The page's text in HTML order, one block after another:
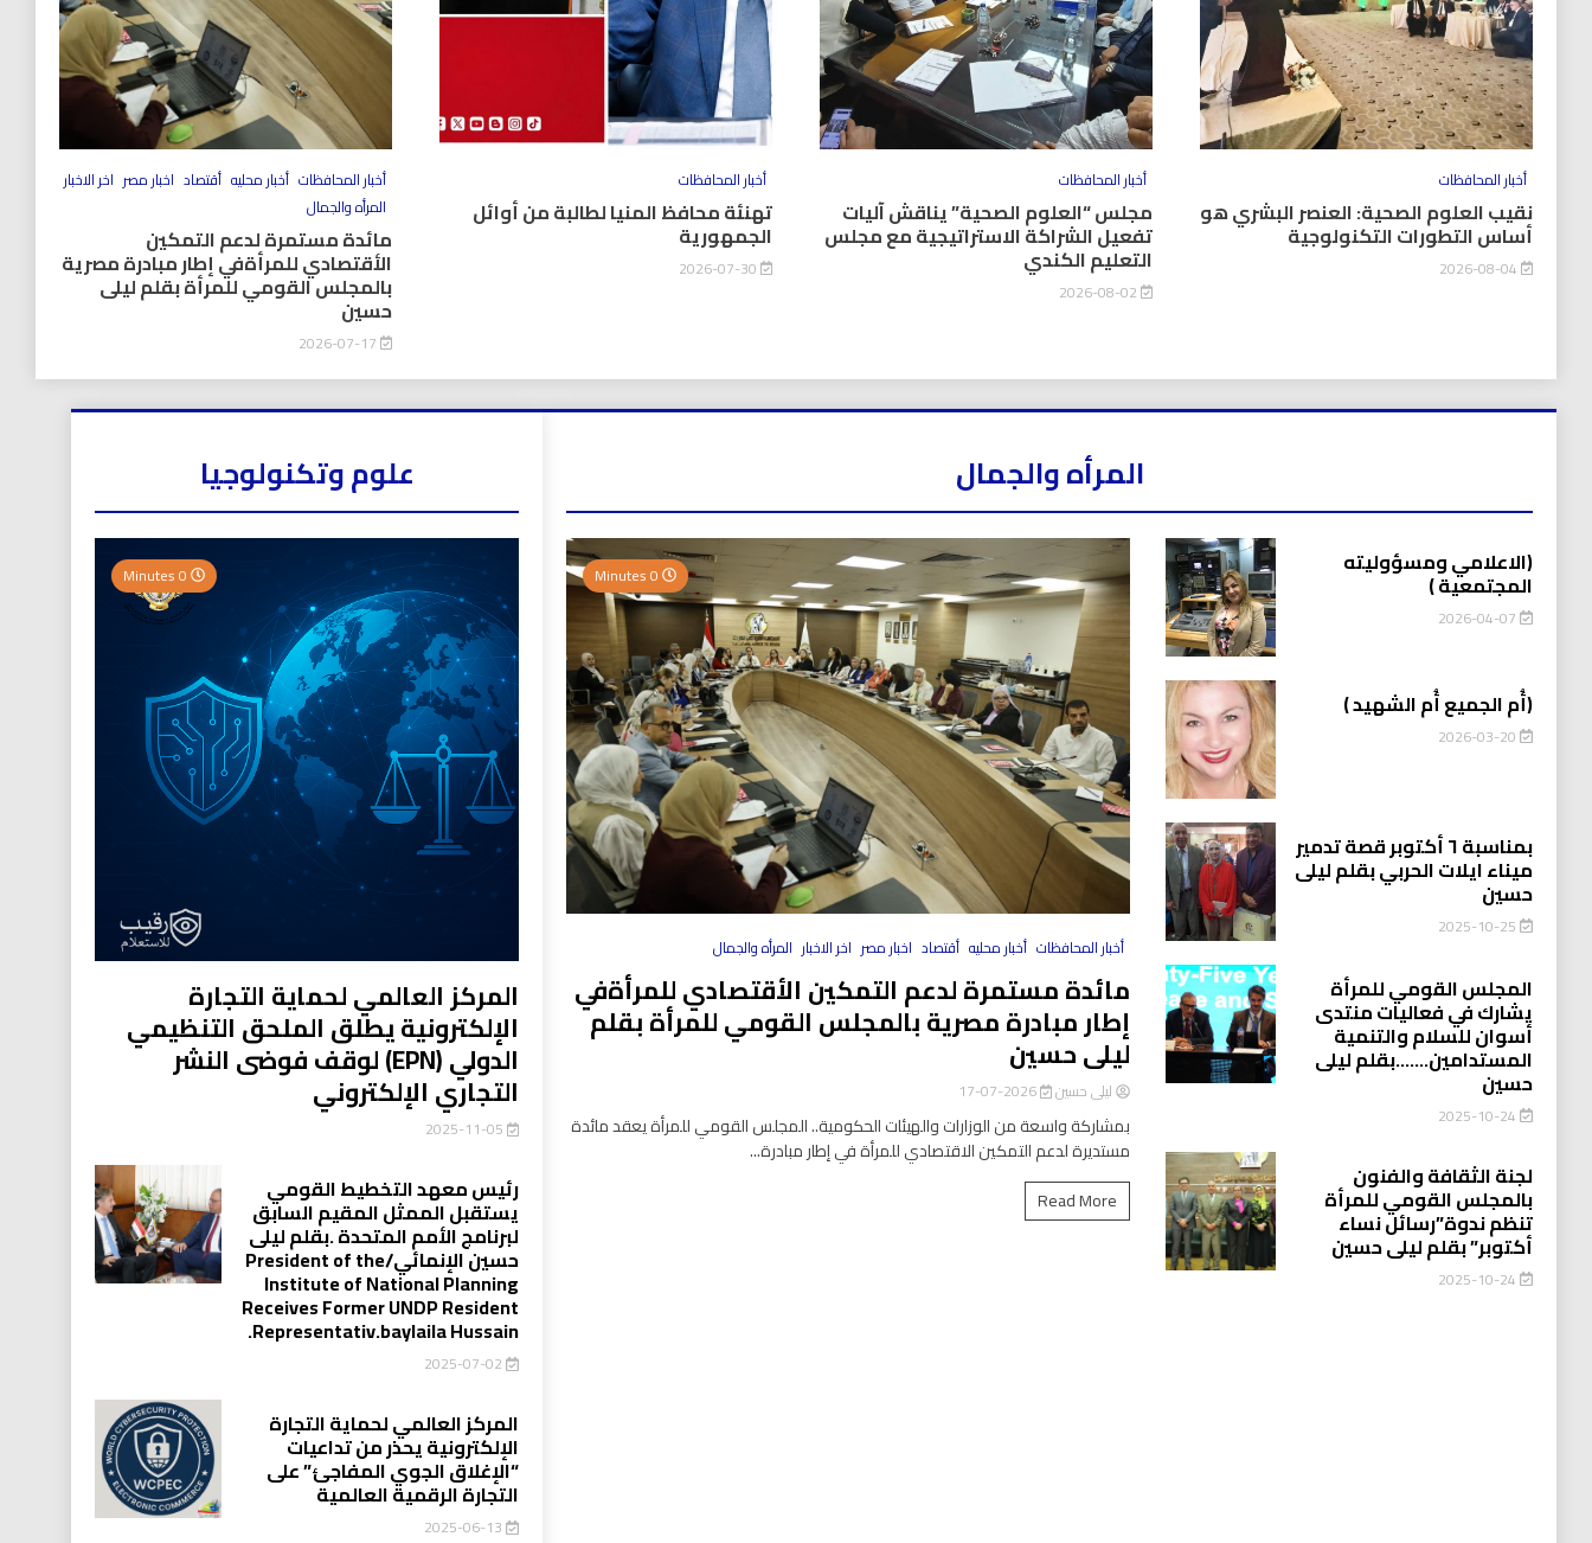
أخبار المحافظات
نقيب العلوم الصحية: العنصر البشري هو
أساس التطورات التكنولوجية
أخبار المحافظات
مجلس “العلوم الصحية” يناقش آليات
تفعيل الشراكة الاستراتيجية مع مجلس
التعليم الكندي
أخبار المحافظات
تهنئة محافظ المنيا لطالبة من أوائل
الجمهورية
أخبار المحافظات أخبار محليه أقتصاد اخبار مصر اخر الاخبار
المرأه والجمال
مائدة مستمرة لدعم التمكين
الأقتصادي للمرأةفي إطار مبادرة مصرية
بالمجلس القومي للمرأة بقلم ليلى
حسين
المرأه والجمال
0 Minutes
أخبار المحافظات أخبار محليه أقتصاد اخبار مصر اخر الاخبار المرأه والجمال
مائدة مستمرة لدعم التمكين الأقتصادي للمرأةفي
إطار مبادرة مصرية بالمجلس القومي للمرأة بقلم
ليلى حسين
ليلى حسين 2026-07-17
بمشاركة واسعة من الوزارات والهيئات الحكومية.. المجلس القومي للمرأة يعقد مائدة
مستديرة لدعم التمكين الاقتصادي للمرأة في إطار مبادرة...
Read More
(الاعلامي ومسؤوليته
المجتمعية )
2026-04-07
(أُم الجميع أُم الشهيد )
2026-03-20
بمناسبة ٦ أكتوبر قصة تدمير
ميناء ايلات الحربي بقلم ليلى
حسين
2025-10-25
المجلس القومي للمرأة
يشارك في فعاليات منتدى
أسوان للسلام والتنمية
المستدامين…….بقلم ليلى
حسين
2025-10-24
لجنة الثقافة والفنون
بالمجلس القومي للمرأة
تنظم ندوة”رسائل نساء
أكتوبر” بقلم ليلى حسين
2025-10-24
علوم وتكنولوجيا
0 Minutes
المركز العالمي لحماية التجارة
الإلكترونية يطلق الملحق التنظيمي
الدولي (EPN) لوقف فوضى النشر
التجاري الإلكتروني
رئيس معهد التخطيط القومي
يستقبل الممثل المقيم السابق
لبرنامج الأمم المتحدة .بقلم ليلى
حسين الإنمائي/President of the
Institute of National Planning
Receives Former UNDP Resident
.Representativ.baylaila Hussain
2025-07-02
المركز العالمي لحماية التجارة
الإلكترونية يحذر من تداعيات
“الإغلاق الجوي المفاجئ” على
التجارة الرقمية العالمية
2025-06-13